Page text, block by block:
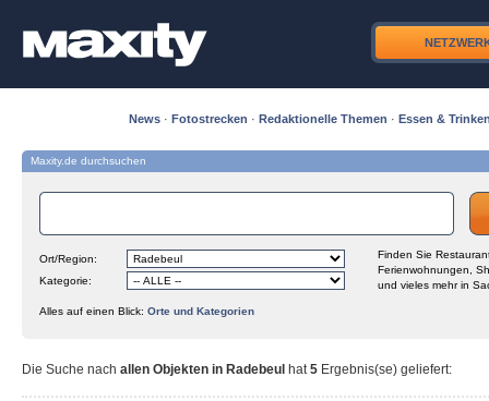
News · Fotostrecken · Redaktionelle Themen · Essen &
Maxity.de durchsuchen
Ort/Region:
Kategorie:
Finden Sie
Ferienwohnungen,
und vieles mehr in
Alles auf einen Blick: Orte und Kategorien
Die Suche nach allen Objekten in Radebeul hat5 Ergebnis(se) geliefert: